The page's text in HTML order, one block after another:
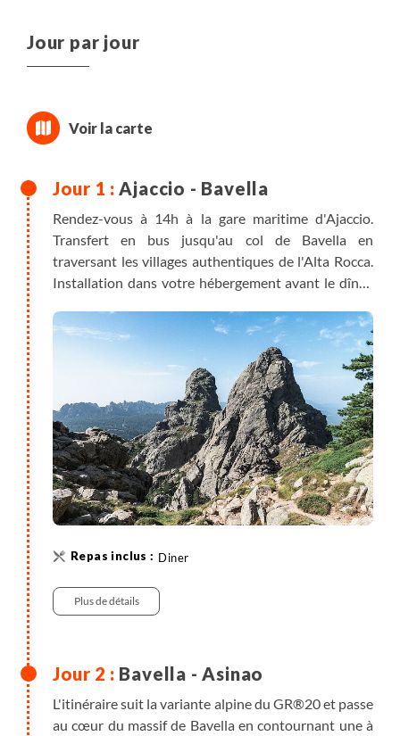
Jour par jour
Ajaccio - Bavella
Rendez-vous à 14h à la gare maritime d'Ajaccio.
Transfert en bus jusqu'au col de Bavella en
traversant les villages authentiques de l'Alta Rocca.
Installation dans votre hébergement avant le dîner.
le dernier bus au départ d'Ajaccio est
prévu à 15h30. Si vous arrivez après cet horaire, un
supplément de 420€ sera à prévoir pour le transfert
privatif jusqu’à Bavella.
Diner
Plus de détails
Bavella - Asinao
L'itinéraire suit la variante alpine du GR®20 et passe
au cœur du massif de Bavella en contournant une à